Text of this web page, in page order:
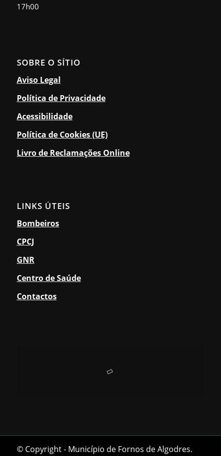
17h00
SOBRE O SÍTIO
Aviso Legal
Política de Privacidade
Acessibilidade
Política de Cookies (UE)
Livro de Reclamações Online
LINKS ÚTEIS
Bombeiros
CPCJ
GNR
Centro de Saúde
Contactos
© Copyright - Município de Fornos de Algodres.